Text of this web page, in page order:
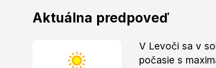
Aktuálna predpoveď
V Levoči sa v
počasie s